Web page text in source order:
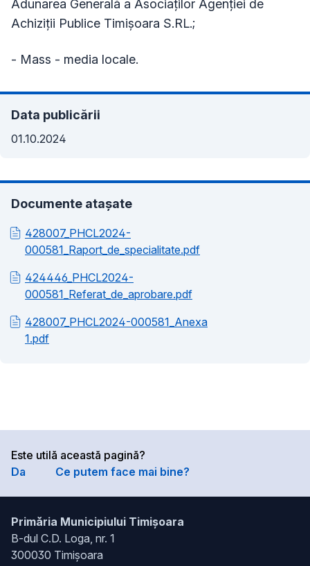
Adunarea Generală a Asociaților Agenției de
Achiziții Publice Timișoara S.RL.;
- Mass - media locale.
Data publicării
01.10.2024
Documente atașate
428007_PHCL2024-
000581_Raport_de_specialitate.pdf
424446_PHCL2024-
000581_Referat_de_aprobare.pdf
428007_PHCL2024-000581_Anexa
1.pdf
Este utilă această pagină?
Da
Ce putem face mai bine?
Primăria Municipiului Timișoara
B-dul C.D. Loga, nr. 1
300030 Timișoara